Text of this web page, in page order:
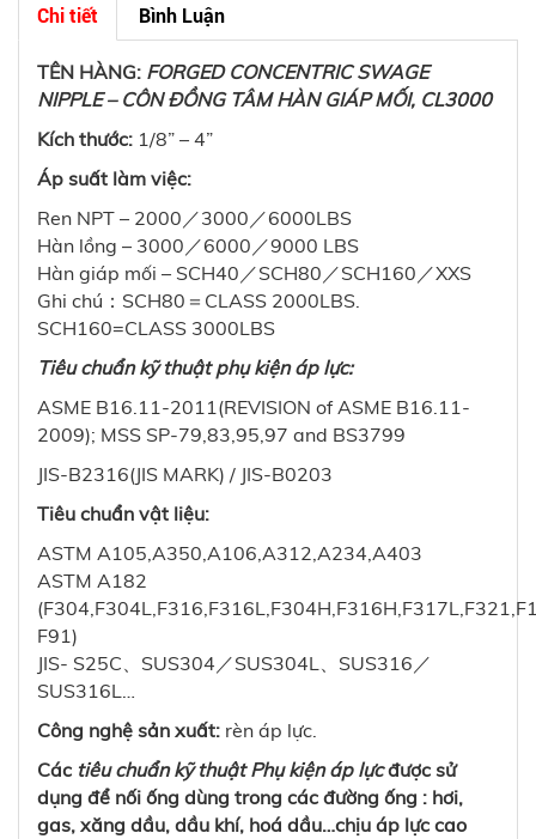
Chi tiết Bình Luận
TÊN HÀNG: FORGED CONCENTRIC SWAGE
NIPPLE – CÔN ĐỒNG TÂM HÀN GIÁP MỐI, CL3000
Kích thước: 1/8” – 4”
Áp suất làm việc:
Ren NPT – 2000／3000／6000LBS
Hàn lồng – 3000／6000／9000 LBS
Hàn giáp mối – SCH40／SCH80／SCH160／XXS
Ghi chú：SCH80＝CLASS 2000LBS.
SCH160=CLASS 3000LBS
Tiêu chuẩn kỹ thuật phụ kiện áp lực:
ASME B16.11-2011(REVISION of ASME B16.11-
2009); MSS SP-79,83,95,97 and BS3799
JIS-B2316(JIS MARK) / JIS-B0203
Tiêu chuẩn vật liệu:
ASTM A105,A350,A106,A312,A234,A403
ASTM A182
F91)
JIS- S25C、SUS304／SUS304L、SUS316／
SUS316L…
Công nghệ sản xuất: rèn áp lực.
Các tiêu chuẩn kỹ thuật Phụ kiện áp lựcđược sử
dụng để nối ống dùng trong các đường ống : hơi,
gas, xăng dầu, dầu khí, hoá dầu…chịu áp lực cao